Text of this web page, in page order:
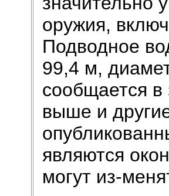
оружия,
Подводное
99,4 м,
сообщается
выше и
являются
могут из-